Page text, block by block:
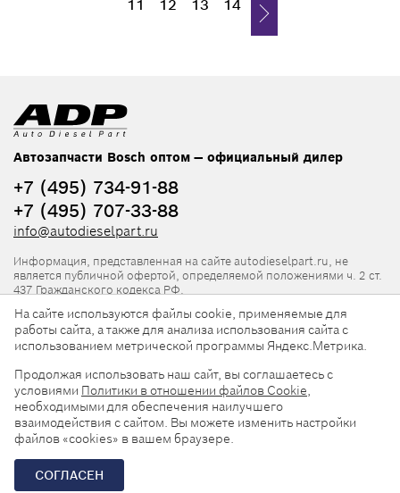
11 12 13 14
Автозапчасти Bosch оптом — официальный дилер
+7 (495) 734-91-88
+7 (495) 707-33-88
info@autodieselpart.ru
Информация, представленная на сайте autodieselpart.ru, не
является публичной офертой, определяемой положениями ч. 2 ст.
437 Гражданского кодекса РФ.
Нормативная документация
ADP в социальных сетях
© 2026, ООО «АвтоДизельПарт». Все права защищены.
Разработка сайта —
На сайте используются файлы cookie, применяемые для
работы сайта, а также для анализа использования сайта с
использованием метрической программы Яндекс.Метрика.
Продолжая использовать наш сайт, вы соглашаетесь с
условиями Политики в отношении файлов Cookie,
необходимыми для обеспечения наилучшего
взаимодействия с сайтом. Вы можете изменить настройки
файлов «cookies» в вашем браузере.
СОГЛАСЕН